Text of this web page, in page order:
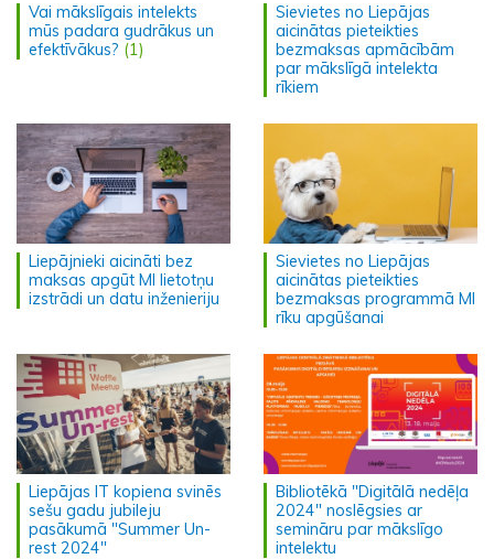
Vai mākslīgais intelekts
mūs padara gudrākus un
efektīvākus? (1)
Sievietes no Liepājas
aicinātas pieteikties
bezmaksas apmācībām
par mākslīgā intelekta
rīkiem
Liepājnieki aicināti bez
maksas apgūt MI lietotņu
izstrādi un datu inženieriju
Sievietes no Liepājas
aicinātas pieteikties
bezmaksas programmā MI
rīku apgūšanai
Liepājas IT kopiena svinēs
sešu gadu jubileju
pasākumā "Summer Un-
rest 2024"
Bibliotēkā "Digitālā nedēļa
2024" noslēgsies ar
semināru par mākslīgo
intelektu